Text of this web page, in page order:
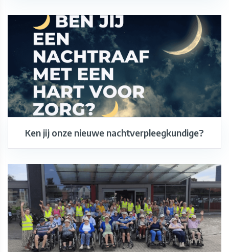
Ken jij onze nieuwe nachtverpleegkundige?